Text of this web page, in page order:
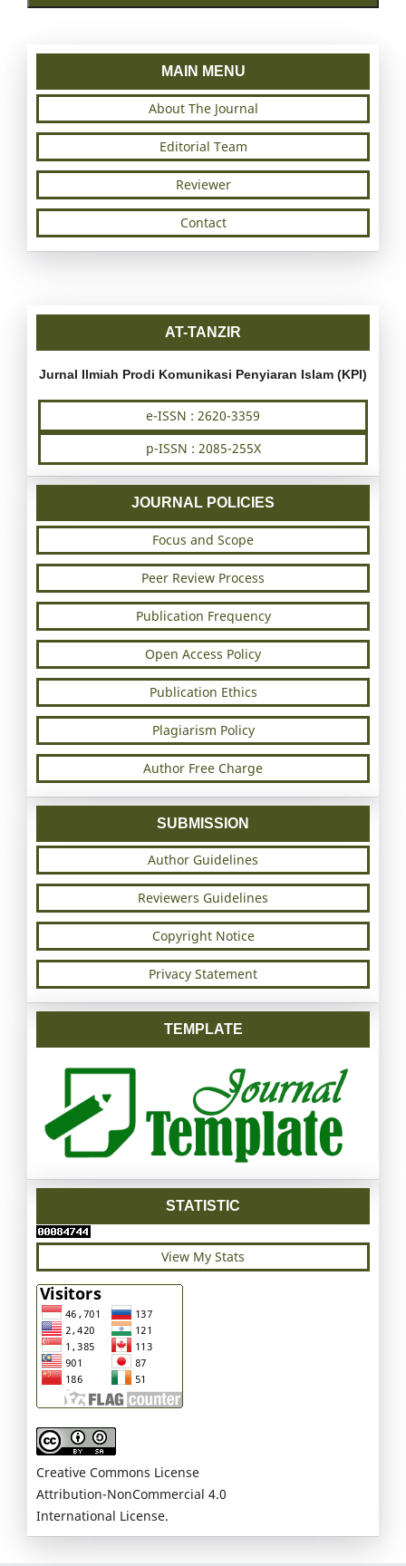
MAIN MENU
About The Journal
Editorial Team
Reviewer
Contact
AT-TANZIR
Jurnal Ilmiah Prodi Komunikasi Penyiaran Islam (KPI)
e-ISSN : 2620-3359
p-ISSN : 2085-255X
JOURNAL POLICIES
Focus and Scope
Peer Review Process
Publication Frequency
Open Access Policy
Publication Ethics
Plagiarism Policy
Author Free Charge
SUBMISSION
Author Guidelines
Reviewers Guidelines
Copyright Notice
Privacy Statement
TEMPLATE
STATISTIC
View My Stats
Creative Commons License
Attribution-NonCommercial 4.0
International License.